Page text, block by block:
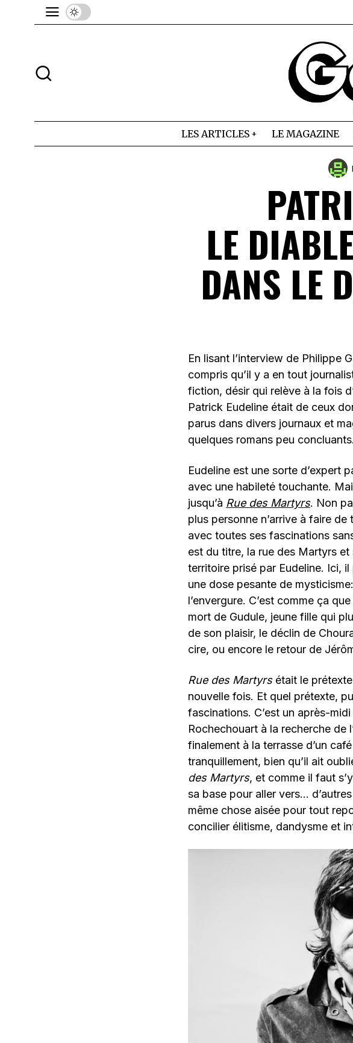
LES ARTICLES LE MAGAZINE
LE
DANS LE
En lisant l’interview de Philippe
compris qu’il y a en tout
fiction, désir qui relève à la fois
Patrick Eudeline était de ceux
parus dans divers journaux et
quelques romans peu concluants.
Eudeline est une sorte d’expert
avec une habileté touchante.
jusqu’à Rue des Martyrs. Non
plus personne n’arrive à faire
avec toutes ses fascinations
est du titre, la rue des Martyrs
territoire prisé par Eudeline. Ici,
une dose pesante de
l’envergure. C’est comme ça
mort de Gudule, jeune fille qui
de son plaisir, le déclin de
cire, ou encore le retour de
Rue des Martyrsétait le prétexte
nouvelle fois. Et quel prétexte,
fascinations. C’est un après-
Rochechouart à la recherche de
finalement à la terrasse d’un
tranquillement, bien qu’il ait
des Martyrs, et comme il faut
sa base pour aller vers…
même chose aisée pour tout
concilier élitisme, dandysme et